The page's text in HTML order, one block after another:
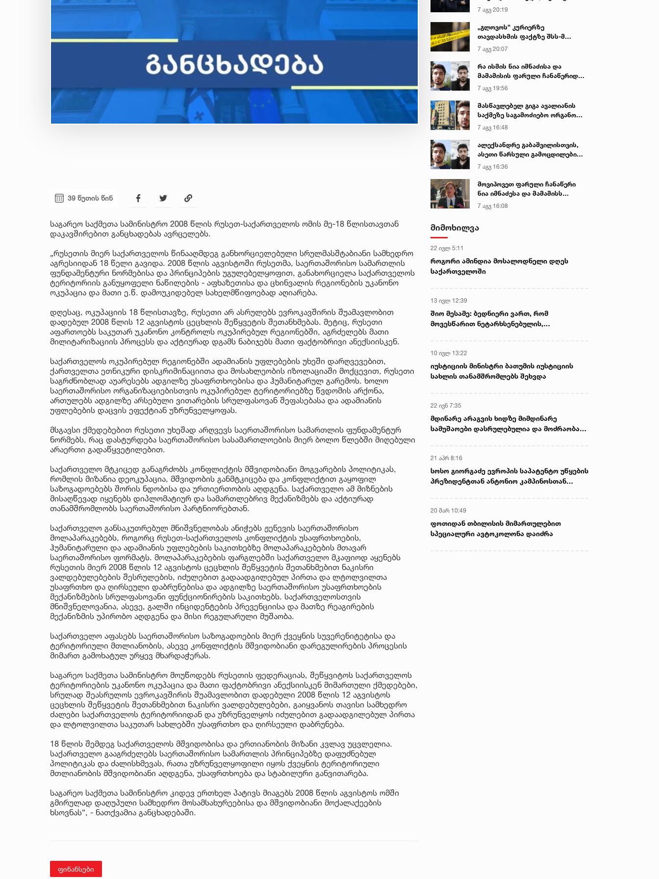
39 წუთის წინ
საგარეო საქმეთა სამინისტრო 2008 წლის რუსეთ-საქართველოს ომის მე-18 წლისთავთან
დაკავშირებით განცხადებას ავრცელებს.
„რუსეთის მიერ საქართველოს წინააღმდეგ განხორციელებული სრულმასშტაბიანი სამხედრო
აგრესიიდან 18 წელი გავიდა. 2008 წლის აგვისტოში რუსეთმა, საერთაშორისო სამართლის
ფუნდამენტური ნორმებისა და პრინციპების უგულებელყოფით, განახორციელა საქართველოს
ტერიტორიის განუყოფელი ნაწილების - აფხაზეთისა და ცხინვალის რეგიონების უკანონო
ოკუპაცია და მათი ე.წ. დამოუკიდებელ სახელმწიფოებად აღიარება.
დღესაც, ოკუპაციის 18 წლისთავზე, რუსეთი არ ასრულებს ევროკავშირის შუამავლობით
დადებულ 2008 წლის 12 აგვისტოს ცეცხლის შეწყვეტის შეთანხმებას. მეტიც, რუსეთი
აფართოებს საკუთარ უკანონო კონტროლს ოკუპირებულ რეგიონებში, აგრძელებს მათი
მილიტარიზაციის პროცესს და აქტიურად დგამს ნაბიჯებს მათი ფაქტობრივი ანექსიისკენ.
საქართველოს ოკუპირებულ რეგიონებში ადამიანის უფლებების უხეში დარღვევებით,
ქართველთა ეთნიკური დისკრიმინაციითა და მოსახლეობის იზოლაციაში მოქცევით, რუსეთი
საგრძნობლად აუარესებს ადგილზე უსაფრთხოებისა და ჰუმანიტარულ გარემოს. ხოლო
საერთაშორისო ორგანიზაციებისთვის ოკუპირებულ ტერიტორიებზე წვდომის არქონა,
ართულებს ადგილზე არსებული ვითარების სრულფასოვან შეფასებასა და ადამიანის
უფლებების დაცვის ეფექტიან უზრუნველყოფას.
მსგავსი ქმედებებით რუსეთი უხეშად არღვევს საერთაშორისო სამართლის ფუნდამენტურ
ნორმებს, რაც დასტურდება საერთაშორისო სასამართლოების მიერ ბოლო წლებში მიღებული
არაერთი გადაწყვეტილებით.
საქართველო მტკიცედ განაგრძობს კონფლიქტის მშვიდობიანი მოგვარების პოლიტიკას,
რომლის მიზანია დეოკუპაცია, მშვიდობის განმტკიცება და კონფლიქტით გაყოფილ
საზოგადოებებს შორის ნდობისა და ურთიერთობის აღდგენა. საქართველო ამ მიზნების
მისაღწევად იყენებს დიპლომატიურ და სამართლებრივ მექანიზმებს და აქტიურად
თანამშრომლობს საერთაშორისო პარტნიორებთან.
საქართველო განსაკუთრებულ მნიშვნელობას ანიჭებს ჟენევის საერთაშორისო
მოლაპარაკებებს, როგორც რუსეთ-საქართველოს კონფლიქტის უსაფრთხოების,
ჰუმანიტარული და ადამიანის უფლებების საკითხებზე მოლაპარაკებების მთავარ
საერთაშორისო ფორმატს. მოლაპარაკებების ფარგლებში საქართველო მკაფიოდ აყენებს
რუსეთის მიერ 2008 წლის 12 აგვისტოს ცეცხლის შეწყვეტის შეთანხმებით ნაკისრი
ვალდებულებების შესრულების, იძულებით გადაადგილებულ პირთა და ლტოლვილთა
უსაფრთხო და ღირსეული დაბრუნებისა და ადგილზე საერთაშორისო უსაფრთხოების
მექანიზმების სრულფასოვანი ფუნქციონირების საკითხებს. საქართველოსთვის
მნიშვნელოვანია, ასევე, გალში ინციდენტების პრევენციისა და მათზე რეაგირების
მექანიზმის უპირობო აღდგენა და მისი რეგულარული მუშაობა.
საქართველო აფასებს საერთაშორისო საზოგადოების მიერ ქვეყნის სუვერენიტეტისა და
ტერიტორიული მთლიანობის, ასევე კონფლიქტის მშვიდობიანი დარეგულირების პროცესის
მიმართ გამოხატულ ურყევ მხარდაჭერას.
საგარეო საქმეთა სამინისტრო მოუწოდებს რუსეთის ფედერაციას, შეწყვიტოს საქართველოს
ტერიტორიების უკანონო ოკუპაცია და მათი ფაქტობრივი ანექსიისკენ მიმართული ქმედებები,
სრულად შეასრულოს ევროკავშირის შუამავლობით დადებული 2008 წლის 12 აგვისტოს
ცეცხლის შეწყვეტის შეთანხმებით ნაკისრი ვალდებულებები, გაიყვანოს თავისი სამხედრო
ძალები საქართველოს ტერიტორიიდან და უზრუნველყოს იძულებით გადაადგილებულ პირთა
და ლტოლვილთა საკუთარ სახლებში უსაფრთხო და ღირსეული დაბრუნება.
18 წლის შემდეგ საქართველოს მშვიდობისა და ერთიანობის მიზანი კვლავ უცვლელია.
საქართველო გააგრძელებს საერთაშორისო სამართლის პრინციპებზე დაფუძნებულ
პოლიტიკას და ძალისხმევას, რათა უზრუნველყოფილი იყოს ქვეყნის ტერიტორიული
მთლიანობის მშვიდობიანი აღდგენა, უსაფრთხოება და სტაბილური განვითარება.
საგარეო საქმეთა სამინისტრო კიდევ ერთხელ პატივს მიაგებს 2008 წლის აგვისტოს ომში
გმირულად დაღუპული სამხედრო მოსამსახურეებისა და მშვიდობიანი მოქალაქეების
ხსოვნას“, - ნათქვამია განცხადებაში.
ფინანსები
იყო ნია იმნაძე წამქეზებელი...“ -
გიგა ავალიანის დედა
7 აგვ 20:19
„გლოვოს“ კურიერზე
თავდასხმის ფაქტზე შსს-მ
გამოძიება დაიწყო
7 აგვ 20:07
რა ისმის ნია იმნაძისა და
მამამისის ფარული ჩანაწერიდან
- გიგა ავალიანის მკვლელობის
საქმე
7 აგვ 19:56
მასწავლებელ გიგა ავალიანის
საქმეზე საგამოძიებო ორგანო
დაკავებულ არასრულწლოვნებს -
ნია იმნაძესა და ანასტასია
ბერუაშვილს 30 დღის
განმავლობაში ფარულად
7 აგვ 16:48
ალექსანდრე გაბაშვილისთვის,
ასეთი წარსული გამოცდილების
ადამიანისთვის ინფორმაციის
მიწოდება, რომ მასწავლებელი
სექსუალურად ავიწროებდა,
ფაქტობრივად, წაქეზება იყო -
7 აგვ 16:36
მოვიპოვეთ ფარული ჩანაწერი
ნია იმნაძესა და მამამისს
შორის, განიხილავდნენ, როგორ
ჩაიდინა გაბაშვილმა დანაშაული
არასწორად მოიქცა, თუმცა
ეპოქაში სხვანაირად ხდება -
პროკურორი
7 აგვ 16:08
მიმოხილვა
22 ივლ 5:11
როგორი ამინდია მოსალოდნელი დღეს
საქართველოში
13 ივლ 12:39
შიო მესამე: ბედნიერი ვართ, რომ
მოვესწარით ნეტარხსენებულის,
10 ივლ 13:22
იუსტიციის მინისტრი ბათუმის იუსტიციის
სახლის თანამშრომლებს შეხვდა
22 ივნ 7:35
მდინარე არაგვის ხიდზე მიმდინარე
სამუშაოები დასრულებულია და მოძრაობა
21 აპრ 8:16
სოსო გიორგაძე ევროპის საპატენტო უწყების
პრეზიდენტთან ანტონიო კამპინოსთან
20 მარ 10:49
ფოთიდან თბილისის მიმართულებით
სპეციალური ავტოკოლონა დაიძრა